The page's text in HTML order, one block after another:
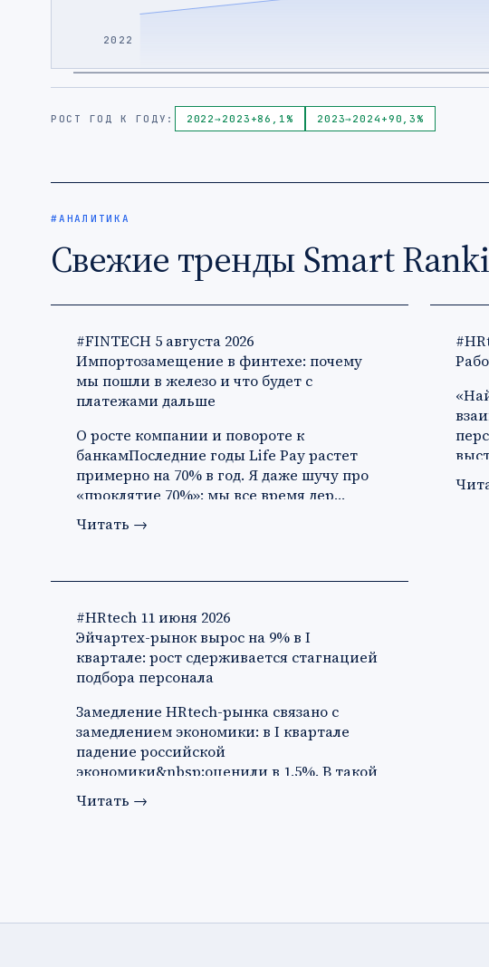
2022
РОСТ ГОД К ГОДУ: 2022→ 2023 +86,1% 2023→ 2024 +90,3%
#АНАЛИТИКА
Свежие тренды Smart
#FINTECH 5 августа 2026
Импортозамещение в финтехе: почему
мы пошли в железо и что будет с
платежами дальше
О росте компании и повороте к
банкамПоследние годы Life Pay растет
примерно на 70% в год. Я даже шучу про
«проклятие 70%»: мы все время дер…
Читать →
за…
#HRtech 11 июня 2026
Эйчартех-рынок вырос на 9% в I
квартале: рост сдерживается стагнацией
подбора персонала
Замедление HRtech-рынка связано с
замедлением экономики: в I квартале
падение российской
экономики&nbsp;оценили в 1,5%. В такой
ситуации ко…
Читать →